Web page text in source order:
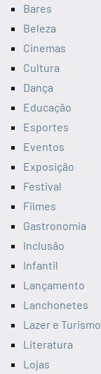
Bares
Beleza
Cinemas
Cultura
Dança
Educação
Esportes
Eventos
Exposição
Festival
Filmes
Gastronomia
Inclusão
Infantil
Lançamento
Lanchonetes
Lazer e Turismo
Literatura
Lojas